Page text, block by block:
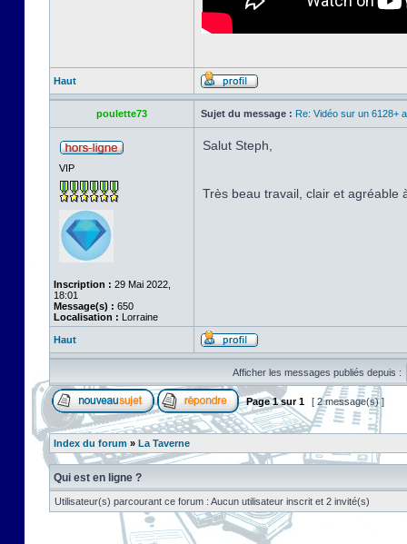
Haut
poulette73 Sujet du message : Re: Vidéo sur un 6128+
VIP
Inscription : 29 Mai 2022,
18:01
Message(s) : 650
Localisation : Lorraine
Salut Steph,
Très beau travail, clair et
Haut
Afficher les messages publiés depuis :
Page1sur1 [ 2 message(s) ]
Index du forum » La Taverne
Qui est en ligne ?
Utilisateur(s) parcourant ce forum : Aucun utilisateur inscrit et 2 invité(s)